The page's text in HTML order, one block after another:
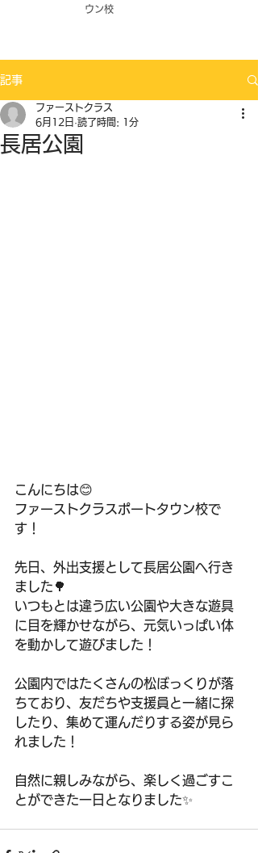
ウン校
記事
長居公園
ファーストクラス
6月12日 読了時間: 1分
こんにちは😊
ファーストクラスポートタウン校で
す！
先日、外出支援として長居公園へ行き
ました🌳
いつもとは違う広い公園や大きな遊具
に目を輝かせながら、元気いっぱい体
を動かして遊びました！
公園内ではたくさんの松ぼっくりが落
ちており、友だちや支援員と一緒に探
したり、集めて運んだりする姿が見ら
れました！
自然に親しみながら、楽しく過ごすこ
とができた一日となりました✨